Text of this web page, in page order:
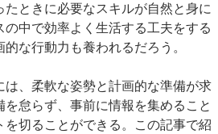
ときに必要なスキルが自然と身に
中で効率よく生活する工夫をする
な行動力も養われるだろう。
は、柔軟な姿勢と計画的な準備が求
怠らず、事前に情報を集めること
切ることができる。この記事で紹